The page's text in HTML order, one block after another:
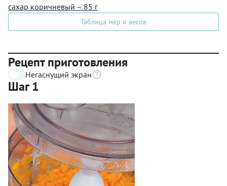
сахар коричневый – 85 г
Таблица мер и весов
Рецепт приготовления
Негаснущий экран
Шаг 1